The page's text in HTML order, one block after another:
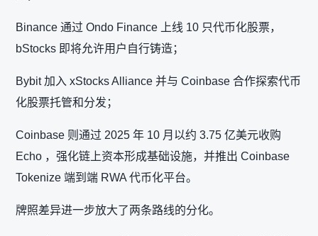
Binance 通过 Ondo Finance 上线 10 只代币化股票，
bStocks 即将允许用户自行铸造；
Bybit 加入 xStocks Alliance 并与 Coinbase 合作探索代币
化股票托管和分发；
Coinbase 则通过 2025 年 10 月以约 3.75 亿美元收购
Echo ，强化链上资本形成基础设施，并推出 Coinbase
Tokenize 端到端 RWA 代币化平台。
牌照差异进一步放大了两条路线的分化。